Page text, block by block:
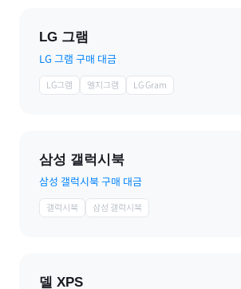
LG 그램
LG 그램 구매 대금
LG그램 엘지그램 LG Gram
삼성 갤럭시북
삼성 갤럭시북 구매 대금
갤럭시북 삼성 갤럭시북
델 XPS